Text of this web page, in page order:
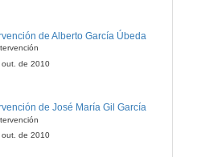
de Alberto García Úbeda
out. de 2010
de José María Gil García
out. de 2010